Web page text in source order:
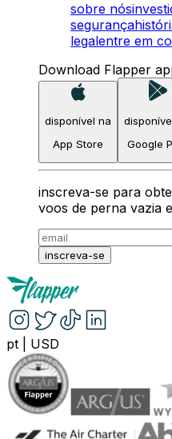
sobre nós
segurança
legalentre em
Download Flapper
disponível na
App Store
Google
inscreva-se para
voos de perna vazia
inscreva-se
pt USD